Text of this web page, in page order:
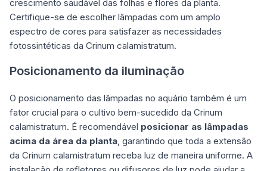
crescimento saudável das folhas e flores da planta.
Certifique-se de escolher lâmpadas com um amplo
espectro de cores para satisfazer as necessidades
fotossintéticas da Crinum calamistratum.
Posicionamento da iluminação
O posicionamento das lâmpadas no aquário também é um
fator crucial para o cultivo bem-sucedido da Crinum
calamistratum. É recomendável posicionar as lâmpadas
acima da área da planta, garantindo que toda a extensão
da Crinum calamistratum receba luz de maneira uniforme. A